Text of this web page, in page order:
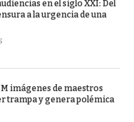
en el siglo XXI: Del
a la urgencia de una
imágenes de maestros
trampa y genera polémica